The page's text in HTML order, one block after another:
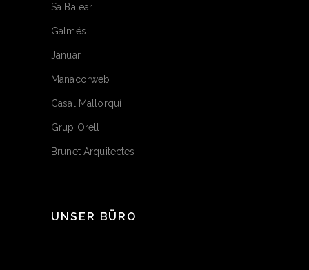
Sa Balear
Galmés
Januar
Manacorweb
Casal Mallorquí
Grup Orell
Brunet Arquitectes
UNSER BÜRO